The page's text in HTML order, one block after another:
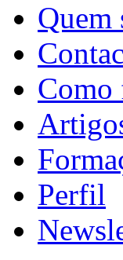
Quem
Como
Perfil